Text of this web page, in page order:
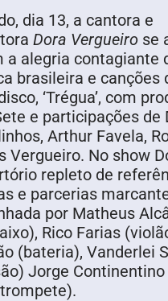
dia 13, a cantora e
Dora Vergueiro se
a alegria contagiante
brasileira e canções
‘Trégua’, com
e participações de
Arthur Favela,
Vergueiro. No show
repleto de
e parcerias
por Matheus
Rico Farias
(bateria), Vanderlei
Jorge